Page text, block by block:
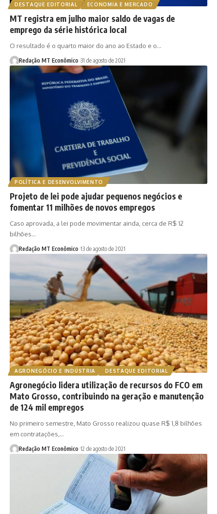
DESTAQUE EDITORIAL ECONOMIA E MERCADO
MT registra em julho maior saldo de vagas de
emprego da série histórica local
O resultado é o quarto maior do ano ao Estado e o…
Redação MT Econômico 31 de agosto de 2021
POLÍTICA E DESENVOLVIMENTO
Projeto de lei pode ajudar pequenos negócios e
fomentar 11 milhões de novos empregos
Caso aprovada, a lei pode movimentar ainda, cerca de R$ 12
bilhões…
Redação MT Econômico 13 de agosto de 2021
AGRONEGÓCIO E INDÚSTRIA DESTAQUE EDITORIAL
Agronegócio lidera utilização de recursos do FCO em
Mato Grosso, contribuindo na geração e manutenção
de 124 mil empregos
No primeiro semestre, Mato Grosso realizou quase R$ 1,8 bilhões
em contratações,…
Redação MT Econômico 12 de agosto de 2021